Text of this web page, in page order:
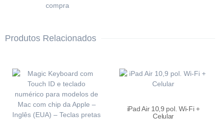
compra
Produtos Relacionados
iPad Air 10,9 pol. Wi-Fi +
Celular